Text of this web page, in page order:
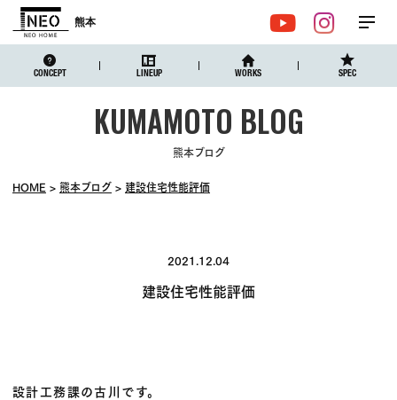
熊本
CONCEPT LINEUP WORKS SPEC
YouTube
メ
熊本ブログ
HOME 熊本ブログ 建設住宅性能評価
2021.12.04
建設住宅性能評価
設計工務課の古川です。